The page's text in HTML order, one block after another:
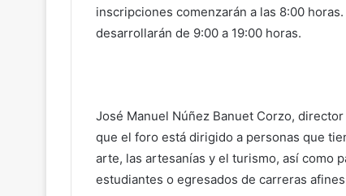
inscripciones comenzarán a las 8:00
desarrollarán de 9:00 a 19:00 horas.
José Manuel Núñez Banuet Corzo,
que el foro está dirigido a personas que
arte, las artesanías y el turismo, así como
estudiantes o egresados de carreras